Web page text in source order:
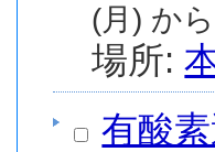
(月) か
場所:
有酸